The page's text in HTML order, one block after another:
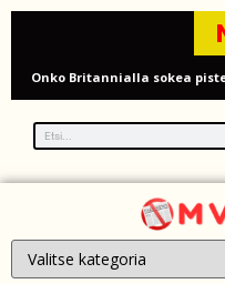
Onko Britannialla sokea
Millaista on työskennellä
Iso-Britannia pysäytti
kanaalissa –